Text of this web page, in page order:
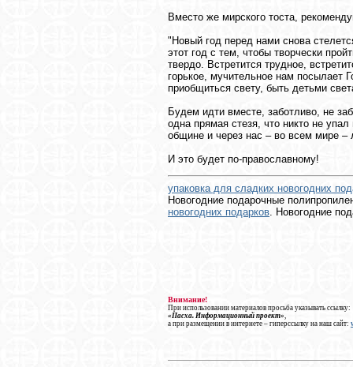
Вместо же мирского тоста,
"Новый год перед нами снова
этот год с тем, чтобы творчески
твердо. Встретится трудное,
горькое, мучительное нам посылает
приобщиться свету, быть детьми
Будем идти вместе, заботливо, не
одна прямая стезя, что никто не
общине и через нас – во всем мире –
И это будет по-православному!
упаковка для сладких новогодних
Новогодние подарочные
новогодних подарков . Новогодние
Внимание!
При использовании материалов просьба указывать ссылку:
«Пасха. Информационный проект»
а при размещении в интернете – гиперссылку на наш сайт: